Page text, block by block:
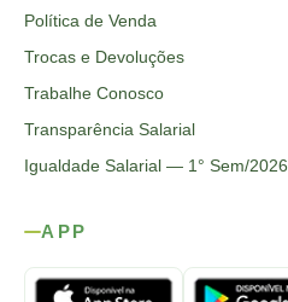
Política de Venda
Trocas e Devoluções
Trabalhe Conosco
Transparência Salarial
Igualdade Salarial — 1° Sem/2026
APP